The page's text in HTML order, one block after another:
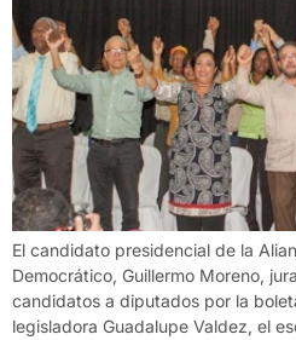
El candidato presidencial de la
Democrático, Guillermo Moreno,
candidatos a diputados por la
legisladora Guadalupe Valdez, el